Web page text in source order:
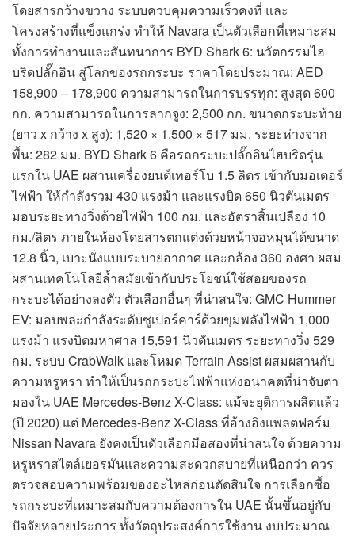
โดยสารกว้างขวาง ระบบควบคุมความเร็วคงที่ และ
โครงสร้างที่แข็งแกร่ง ทำให้ Navara เป็นตัวเลือกที่เหมาะสม
ทั้งการทำงานและสันทนาการ BYD Shark 6: นวัตกรรมไฮ
บริดปลั๊กอิน สู่โลกของรถกระบะ ราคาโดยประมาณ: AED
158,900 – 178,900 ความสามารถในการบรรทุก: สูงสุด 600
กก. ความสามารถในการลากจูง: 2,500 กก. ขนาดกระบะท้าย
(ยาว x กว้าง x สูง): 1,520 × 1,500 × 517 มม. ระยะห่างจาก
พื้น: 282 มม. BYD Shark 6 คือรถกระบะปลั๊กอินไฮบริดรุ่น
แรกใน UAE ผสานเครื่องยนต์เทอร์โบ 1.5 ลิตร เข้ากับมอเตอร์
ไฟฟ้า ให้กำลังรวม 430 แรงม้า และแรงบิด 650 นิวตันเมตร
มอบระยะทางวิ่งด้วยไฟฟ้า 100 กม. และอัตราสิ้นเปลือง 10
กม./ลิตร ภายในห้องโดยสารตกแต่งด้วยหน้าจอหมุนได้ขนาด
12.8 นิ้ว, เบาะนั่งแบบระบายอากาศ และกล้อง 360 องศา ผสม
ผสานเทคโนโลยีล้ำสมัยเข้ากับประโยชน์ใช้สอยของรถ
กระบะได้อย่างลงตัว ตัวเลือกอื่นๆ ที่น่าสนใจ: GMC Hummer
EV: มอบพละกำลังระดับซูเปอร์คาร์ด้วยขุมพลังไฟฟ้า 1,000
แรงม้า แรงบิดมหาศาล 15,591 นิวตันเมตร ระยะทางวิ่ง 529
กม. ระบบ CrabWalk และโหมด Terrain Assist ผสมผสานกับ
ความหรูหรา ทำให้เป็นรถกระบะไฟฟ้าแห่งอนาคตที่น่าจับตา
มองใน UAE Mercedes-Benz X-Class: แม้จะยุติการผลิตแล้ว
(ปี 2020) แต่ Mercedes-Benz X-Class ที่อ้างอิงแพลตฟอร์ม
Nissan Navara ยังคงเป็นตัวเลือกมือสองที่น่าสนใจ ด้วยความ
หรูหราสไตล์เยอรมันและความสะดวกสบายที่เหนือกว่า ควร
ตรวจสอบความพร้อมของอะไหล่ก่อนตัดสินใจ การเลือกซื้อ
รถกระบะที่เหมาะสมกับความต้องการใน UAE นั้นขึ้นอยู่กับ
ปัจจัยหลายประการ ทั้งวัตถุประสงค์การใช้งาน งบประมาณ